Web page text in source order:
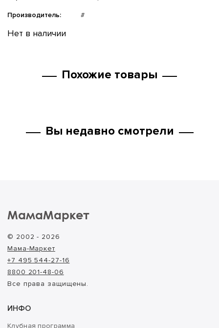
Производитель: #
Нет в наличии
Похожие товары
Вы недавно смотрели
МамаМаркет
© 2002 - 2026
Мама-Маркет
+7 495 544-27-16
8800 201-48-06
Все права защищены.
ИНФО
Клубная программа